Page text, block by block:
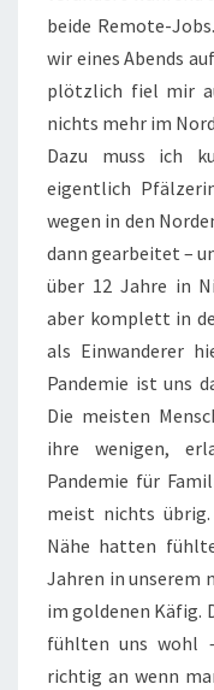
beide Remote-
wir eines Abends
plötzlich fiel mir
nichts mehr im
Dazu muss ich
eigentlich
wegen in den
dann gearbeitet –
über 12 Jahre in
aber komplett in
als Einwanderer
Pandemie ist uns
Die meisten
ihre wenigen,
Pandemie für
meist nichts
Nähe hatten
Jahren in unserem
im goldenen Käfig.
fühlten uns wohl
richtig an wenn